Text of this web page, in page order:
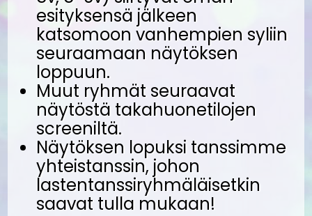
esityksensä jälkeen
katsomoon vanhempien syliin
seuraamaan näytöksen
loppuun.
Muut ryhmät seuraavat
näytöstä takahuonetilojen
screeniltä.
Näytöksen lopuksi tanssimme
yhteistanssin, johon
lastentanssiryhmäläisetkin
saavat tulla mukaan!